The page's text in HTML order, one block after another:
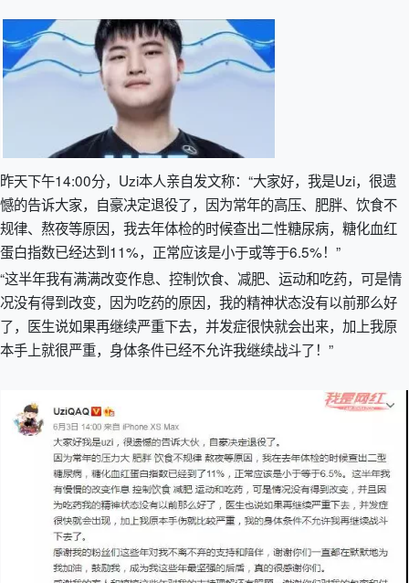
昨天下午14:00分，Uzi本人亲自发文称：“大家好，我是Uzi，很遗
憾的告诉大家，自豪决定退役了，因为常年的高压、肥胖、饮食不
规律、熬夜等原因，我去年体检的时候查出二性糖尿病，糖化血红
蛋白指数已经达到11%，正常应该是小于或等于6.5%！”
“这半年我有满满改变作息、控制饮食、减肥、运动和吃药，可是情
况没有得到改变，因为吃药的原因，我的精神状态没有以前那么好
了，医生说如果再继续严重下去，并发症很快就会出来，加上我原
本手上就很严重，身体条件已经不允许我继续战斗了！”